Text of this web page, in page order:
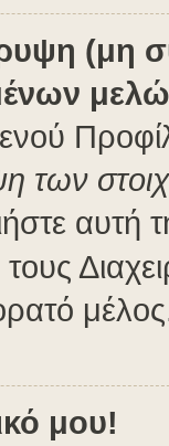
(μη
των
αυτή
μου!